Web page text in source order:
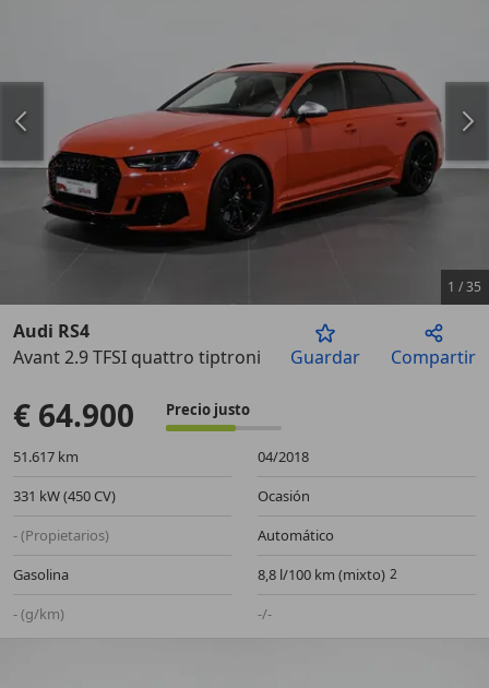
Anterior
1 /35
Audi RS4
Avant 2.9 TFSI quattro tiptronic
Guardar Compartir
€ 64.900 Precio justo
51.617 km
04/2018
331 kW (450 CV)
Ocasión
- (Propietarios)
Automático
Gasolina
8,8 l/100 km (mixto)
- (g/km)
-/-